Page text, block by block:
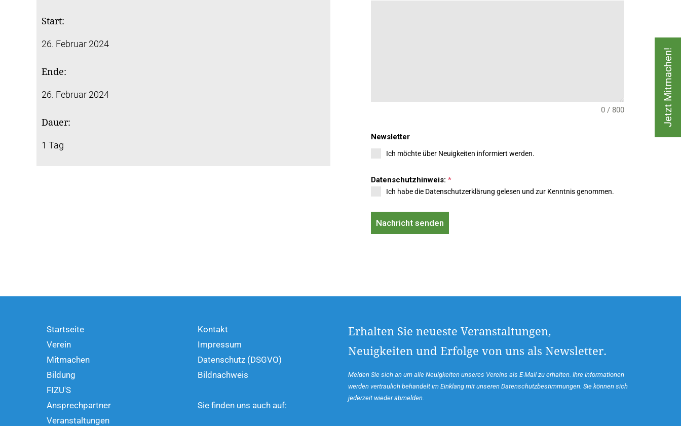
Start:
26. Februar 2024
Ende:
26. Februar 2024
Dauer:
1 Tag
0 / 800
Newsletter
Ich möchte über Neuigkeiten informiert werden.
Datenschutzhinweis: *
Ich habe die Datenschutzerklärung gelesen und zur Kenntnis genommen.
Nachricht senden
Jetzt Mitmachen!
Startseite
Verein
Mitmachen
Bildung
FIZU'S
Ansprechpartner
Veranstaltungen
Kontakt
Impressum
Datenschutz (DSGVO)
Bildnachweis
Sie finden uns auch auf:
Erhalten Sie neueste Veranstaltungen,
Neuigkeiten und Erfolge von uns als Newsletter.
Melden Sie sich an um alle Neuigkeiten unseres Vereins als E-Mail zu erhalten. Ihre Informationen
werden vertraulich behandelt im Einklang mit unseren Datenschutzbestimmungen. Sie können sich
jederzeit wieder abmelden.